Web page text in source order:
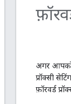
अगर आपको
प्रॉक्सी
फ़ॉरवर्ड